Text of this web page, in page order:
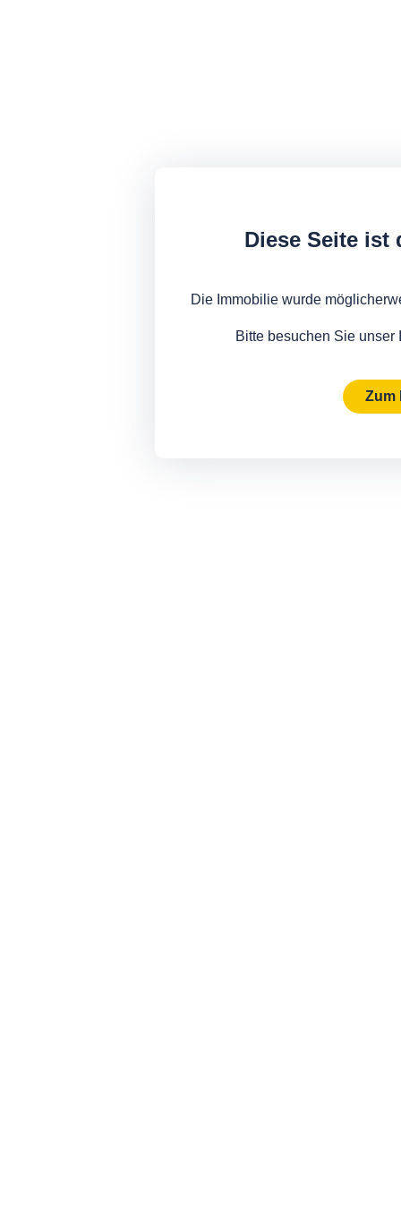
Diese Seite ist
Die Immobilie wurde
Bitte besuchen Sie
Zum